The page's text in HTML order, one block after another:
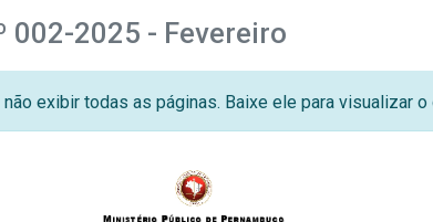
002-2025 - Fevereiro
exibir todas as páginas. Baixe ele para visualizar